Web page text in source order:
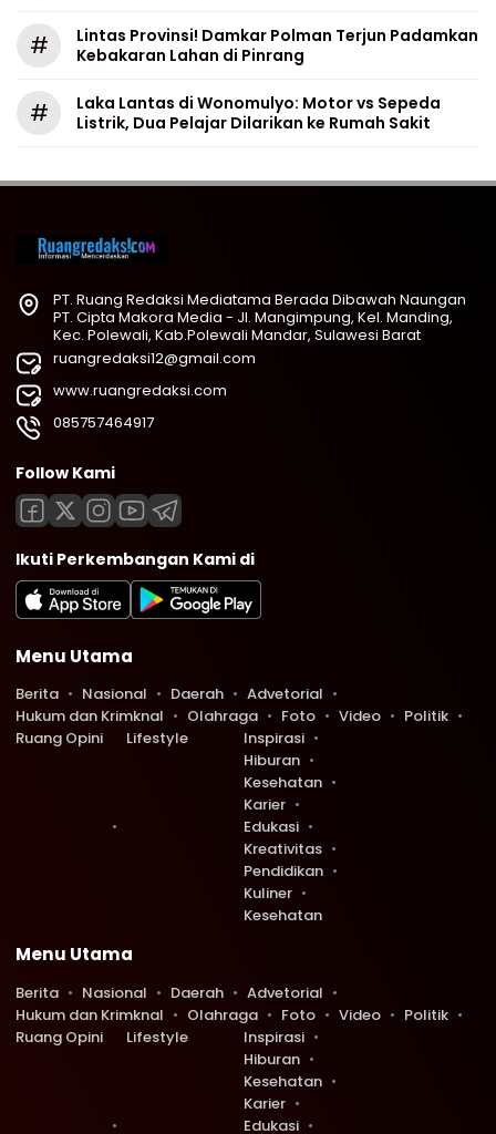
#
Lintas Provinsi! Damkar Polman Terjun Padamkan
Kebakaran Lahan di Pinrang
#
Laka Lantas di Wonomulyo: Motor vs Sepeda
Listrik, Dua Pelajar Dilarikan ke Rumah Sakit
PT. Ruang Redaksi Mediatama Berada Dibawah Naungan
PT. Cipta Makora Media - Jl. Mangimpung, Kel. Manding,
Kec. Polewali, Kab.Polewali Mandar, Sulawesi Barat
ruangredaksi12@gmail.com
www.ruangredaksi.com
085757464917
Follow Kami
Ikuti Perkembangan Kami di
Menu Utama
Berita Nasional Daerah
Advetorial
Hukum dan Krimknal
Olahraga Foto Video
Politik
Ruang Opini
Lifestyle
Inspirasi
Hiburan
Kesehatan
Karier
Edukasi
Kreativitas
Pendidikan
Kuliner
Kesehatan
Menu Utama
Berita Nasional Daerah
Advetorial
Hukum dan Krimknal
Olahraga Foto Video
Politik
Ruang Opini
Lifestyle
Inspirasi
Hiburan
Kesehatan
Karier
Edukasi